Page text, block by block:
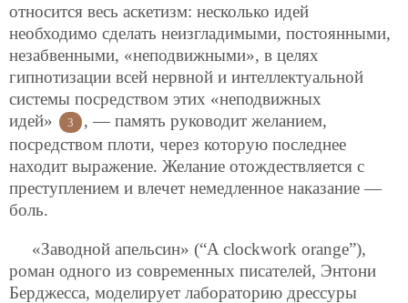
относится весь аскетизм: несколько идей
необходимо сделать неизгладимыми, постоянными,
незабвенными, «неподвижными», в целях
гипнотизации всей нервной и интеллектуальной
системы посредством этих «неподвижных
идей»
3
, — память руководит желанием,
посредством плоти, через которую последнее
находит выражение. Желание отождествляется с
преступлением и влечет немедленное наказание —
боль.
«Заводной апельсин» (“A clockwork orange”),
роман одного из современных писателей, Энтони
Берджесса, моделирует лабораторию дрессуры